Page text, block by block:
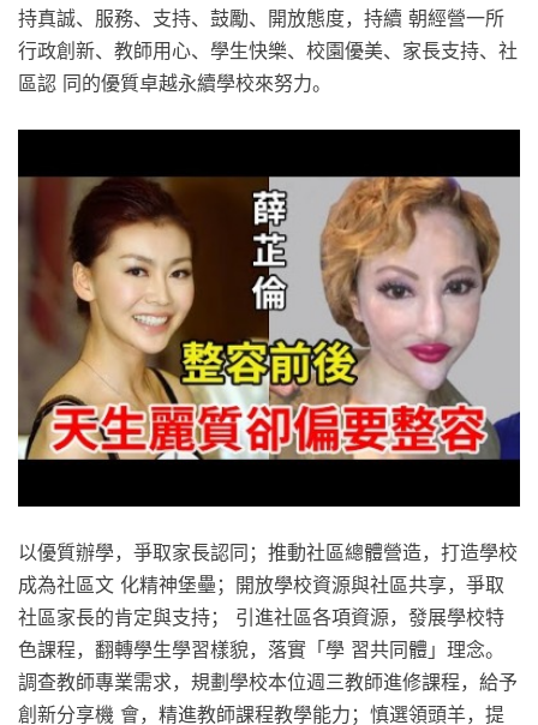
持真誠、服務、支持、鼓勵、開放態度，持續 朝經營一所
行政創新、教師用心、學生快樂、校園優美、家長支持、社
區認 同的優質卓越永續學校來努力。
以優質辦學，爭取家長認同；推動社區總體營造，打造學校
成為社區文 化精神堡壘；開放學校資源與社區共享，爭取
社區家長的肯定與支持； 引進社區各項資源，發展學校特
色課程，翻轉學生學習樣貌，落實「學 習共同體」理念。
調查教師專業需求，規劃學校本位週三教師進修課程，給予
創新分享機 會，精進教師課程教學能力；慎選領頭羊，提